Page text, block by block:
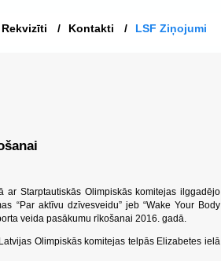
Rekvizīti / Kontakti / LSF Ziņojumi
ar Starptautiskās Olimpiskās komitejas ilggadējo
“Par aktīvu dzīvesveidu” jeb “Wake Your Body
veida pasākumu rīkošanai 2016. gadā.
Olimpiskās komitejas telpās Elizabetes ielā